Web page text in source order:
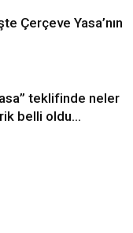
Çerçeve Yasa’nın
teklifinde neler
belli oldu…